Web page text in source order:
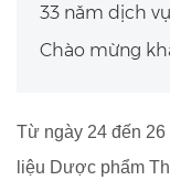
33 năm dịch
Chào mừng
Từ ngày 24 đến 26
liệu Dược phẩm